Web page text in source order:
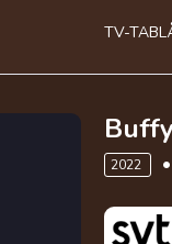
TV-
2022